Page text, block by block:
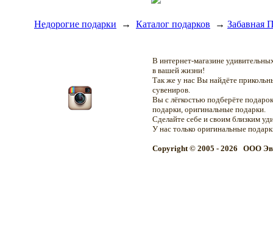
Недорогие подарки → Каталог подарков → Забавная
В интернет-магазине
в вашей жизни!
Так же у нас Вы найдёте
сувениров.
Вы с лёгкостью подберёте
подарки, оригинальные подарки.
Сделайте себе и своим близким
У нас только оригинальные
Copyright © 2005 - 2026 OOO